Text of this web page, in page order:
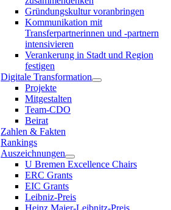
Gründungskultur voranbringen
Kommunikation mit
Transferpartnerinnen und -partnern
intensivieren
Verankerung in Stadt und Region
festigen
Digitale Transformation
Projekte
Mitgestalten
Team-CDO
Beirat
Zahlen & Fakten
Rankings
Auszeichnungen
U Bremen Excellence Chairs
ERC Grants
EIC Grants
Leibniz-Preis
Heinz Maier-Leibnitz-Preis